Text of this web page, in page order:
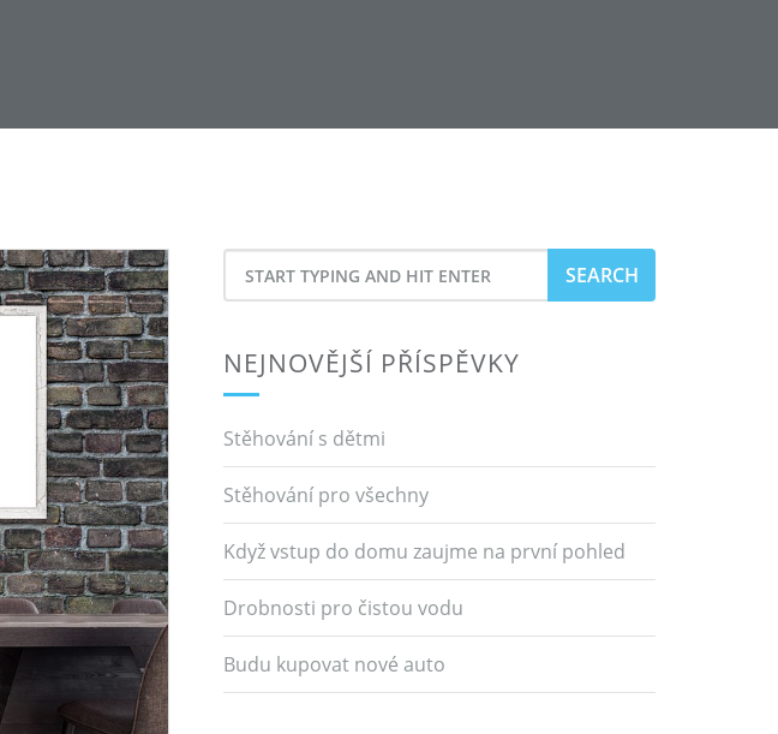
for
NEJNOVĚJŠÍ PŘÍSPĚVKY
Stěhování s dětmi
Stěhování pro všechny
Když vstup do domu zaujme na první pohled
Drobnosti pro čistou vodu
Budu kupovat nové auto